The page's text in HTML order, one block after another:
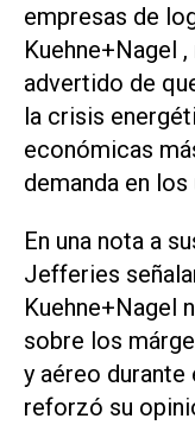
empresas de
Kuehne+Nagel
advertido de
la crisis
económicas
demanda en
En una nota a
Jefferies
Kuehne+Nagel
sobre los
y aéreo
reforzó ​su